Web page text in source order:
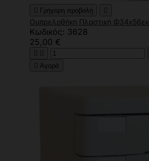
 Γρήγορη προβολή 
Ομπρελοθήκη Πλαστική Φ34x56εκ
Κωδικός: 3628
25,00 €
 
 Αγορά